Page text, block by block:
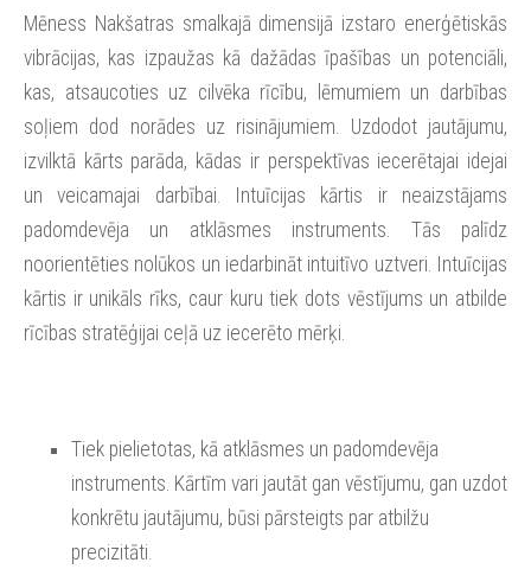
Mēness Nakšatras smalkajā dimensijā izstaro enerģētiskās
vibrācijas, kas izpaužas kā dažādas īpašības un potenciāli,
kas, atsaucoties uz cilvēka rīcību, lēmumiem un darbības
soļiem dod norādes uz risinājumiem. Uzdodot jautājumu,
izvilktā kārts parāda, kādas ir perspektīvas iecerētajai idejai
un veicamajai darbībai. Intuīcijas kārtis ir neaizstājams
padomdevēja un atklāsmes instruments. Tās palīdz
noorientēties nolūkos un iedarbināt intuitīvo uztveri. Intuīcijas
kārtis ir unikāls rīks, caur kuru tiek dots vēstījums un atbilde
rīcības stratēģijai ceļā uz iecerēto mērķi.
Tiek pielietotas, kā atklāsmes un padomdevēja
instruments. Kārtīm vari jautāt gan vēstījumu, gan uzdot
konkrētu jautājumu, būsi pārsteigts par atbilžu
precizitāti.